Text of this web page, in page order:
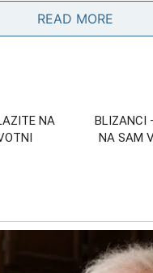
ogromnu promenu.
vest koja će ih
koja ponovo ulazi u
Mnogi Bikovi će
u kojem dolazi
READ MORE
NA
BLIZANCI
NA SAM